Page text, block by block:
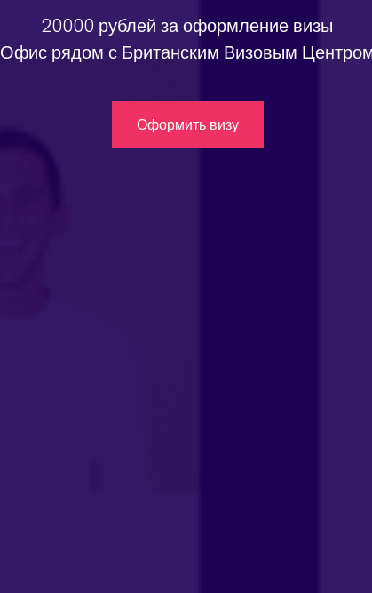
20000 рублей за оформление визы
Офис рядом с Британским Визовым
Оформить визу